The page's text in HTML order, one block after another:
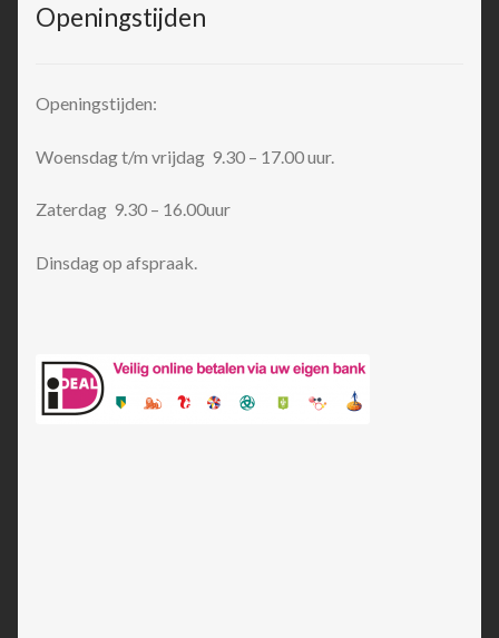
Openingstijden
Openingstijden:
Woensdag t/m vrijdag 9.30 – 17.00 uur.
Zaterdag 9.30 – 16.00uur
Dinsdag op afspraak.